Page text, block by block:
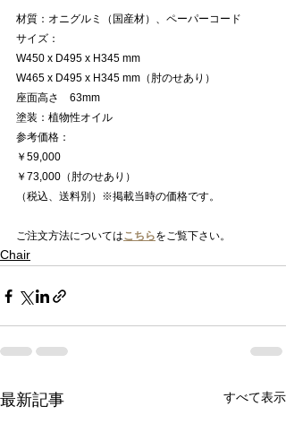
材質：オニグルミ（国産材）、ペーパーコード
サイズ：
W450 x D495 x H345 mm
W465 x D495 x H345 mm（肘のせあり）
座面高さ　63mm
塗装：植物性オイル
参考価格：
￥59,000
￥73,000（肘のせあり）
（税込、送料別）※掲載当時の価格です。
ご注文方法についてはこちらをご覧下さい。
Chair
最新記事 すべて表示